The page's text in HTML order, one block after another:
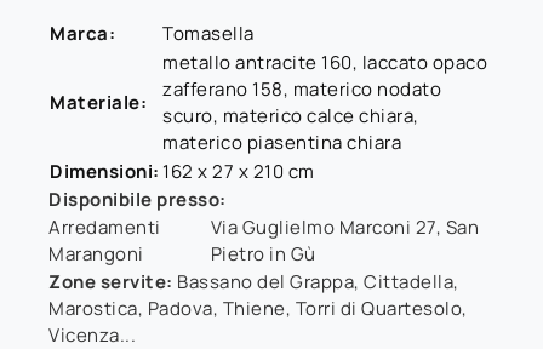
Marca:
Tomasella
Materiale:
metallo antracite 160, laccato opaco
zafferano 158, materico nodato
scuro, materico calce chiara,
materico piasentina chiara
Dimensioni: 162 x 27 x 210 cm
Disponibile presso:
Arredamenti
Marangoni
Via Guglielmo Marconi 27, San
Pietro in Gù
Zone servite: Bassano del Grappa, Cittadella,
Marostica, Padova, Thiene, Torri di Quartesolo,
Vicenza...